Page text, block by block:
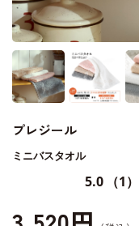
プレジール
ミニバスタオル
5.0 （1）